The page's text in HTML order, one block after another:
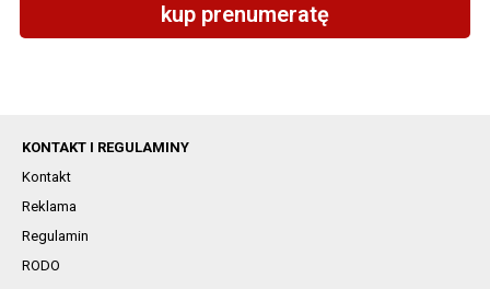
kup prenumeratę
KONTAKT I REGULAMINY
Kontakt
Reklama
Regulamin
RODO